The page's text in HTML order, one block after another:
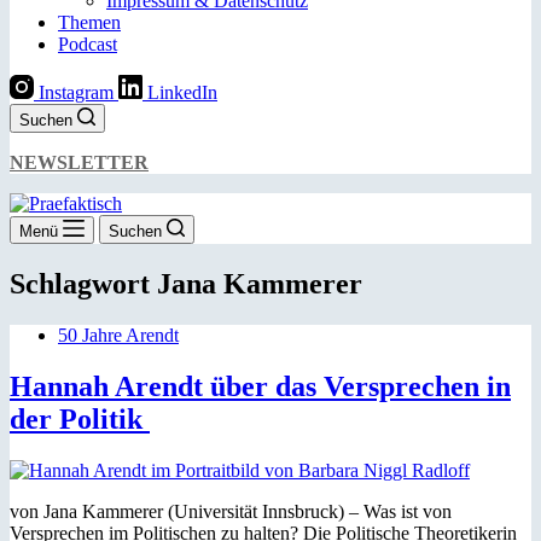
Themen
Podcast
Instagram LinkedIn
Suchen
NEWSLETTER
Menü Suchen
Schlagwort Jana Kammerer
50 Jahre Arendt
Hannah Arendt über das Versprechen in
der Politik
von Jana Kammerer (Universität Innsbruck) – Was ist von
Versprechen im Politischen zu halten? Die Politische Theoretikerin